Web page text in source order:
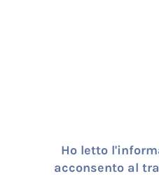
Ho letto
acconsento al